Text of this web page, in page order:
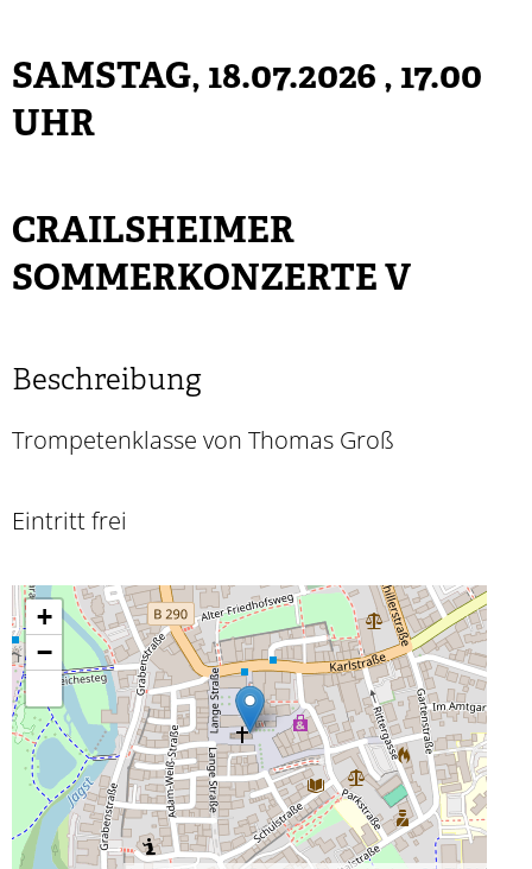
SAMSTAG, 18.07.2026 , 17.00
UHR
CRAILSHEIMER
SOMMERKONZERTE V
Beschreibung
Trompetenklasse von Thomas Groß
Eintritt frei
+
−